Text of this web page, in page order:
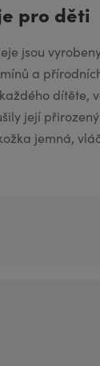
pro děti
jsou
a
dítěte,
její
jemná,